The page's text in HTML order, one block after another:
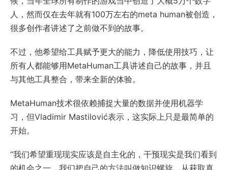
人，然而仅在去年就有100万左右的meta human被创造，
很多创作者讲述了之前做不到的故事。
不过，他希望给工具赋予更大的能力，降低使用技巧，让
所有人都能够用MetaHuman工具讲述自己的故事，并且
与其他工具整合，带来全新的体验。
MetaHuman技术很依赖捕捉大量的数据并使用机器学
习，但Vladimir Mastilović表示，这实际上只是最简单的
开始。
“我们希望重现现实应该是自主化的，干预现实是我们看到
的机会之一，我们把自己的方法叫做知识螺旋。从获取真